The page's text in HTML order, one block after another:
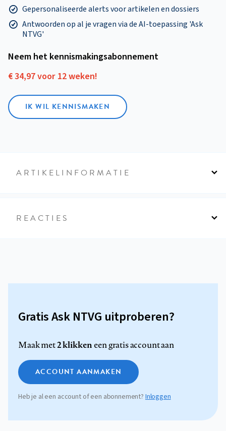
Gepersonaliseerde alerts voor artikelen en dossiers
Antwoorden op al je vragen via de AI-toepassing 'Ask
NTVG'
Neem het kennismakings­abonnement
€ 34,97 voor 12 weken!
IK WIL KENNISMAKEN
ARTIKELINFORMATIE
REACTIES
Gratis Ask NTVG uitproberen?
Maak met2 klikkeneen gratis account aan
ACCOUNT AANMAKEN
Heb je al een account of een abonnement?Inloggen